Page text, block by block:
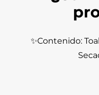
✨Contenido: